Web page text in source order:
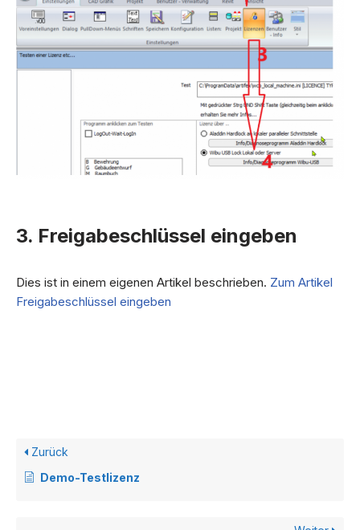
3. Freigabeschlüssel eingeben
Dies ist in einem eigenen Artikel beschrieben. Zum Artikel
Freigabeschlüssel eingeben
Zurück
Demo-Testlizenz